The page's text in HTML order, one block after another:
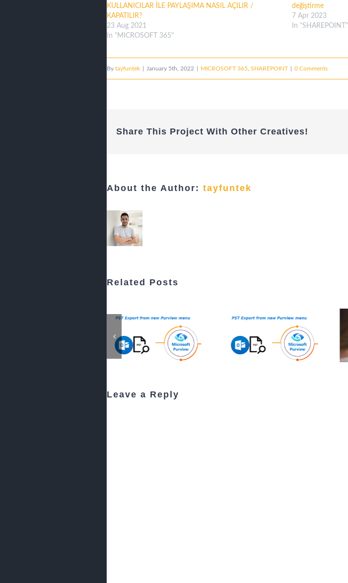
KULLANICILAR İLE PAYLAŞIMA NASIL AÇILIR /
KAPATILIR?
23 Aug 2021
In "MICROSOFT 365"
değiştirme
7 Apr 2023
In "SHAREPOINT"
By tayfuntek January 5th, 2022 MICROSOFT 365 SHAREPOINT 0 Comments
Share This Project With Other Creatives!
About the Author: tayfuntek
Related Posts
Leave a Reply